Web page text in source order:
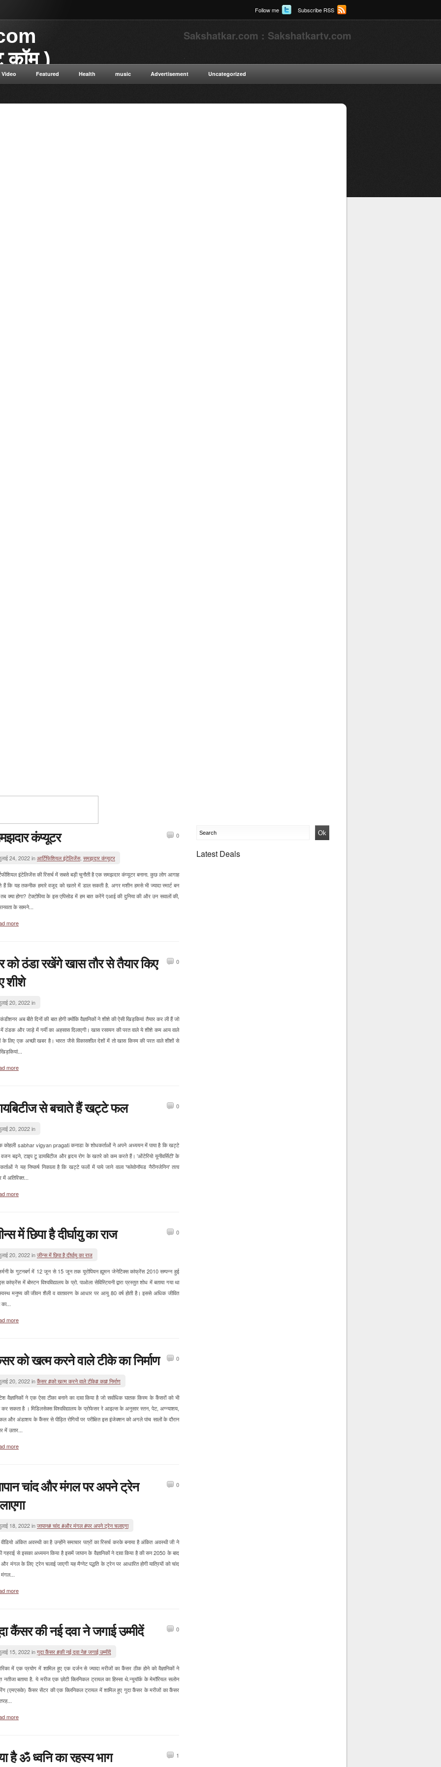
Follow me Subscribe RSS
कॉम )
डॉट कॉम विज्ञान से संबंधित
सत्य सनातन संस्कृति नई नई
सेक्स संबंधित रोग एवं उपचार की
Sakshatkar.com : Sakshatkartv.com
Video Featured Health music Advertisement Uncategorized
कंप्यूटर 0
24, 2022 inआर्टिफिशियल इंटेलिजेंस, समझदार कंप्यूटर
इंटेलिजेंस की रिसर्च में सबसे बड़ी चुनौती है एक समझदार कंप्यूटर बनाना. कुछ लोग आगाह
हैं कि यह तकनीक हमारे वजूद को खतरे में डाल सकती है. अगर मशीन हमसे भी ज्यादा स्मार्ट बन
क्या होगा? टेक्टोपिया के इस एपिसोड में हम बात करेंगे एआई की दुनिया की और उन सवालों की,
के सामने...
more
को ठंडा रखेंगे खास तौर से तैयार किए
शीशे
0
20, 2022 in
अब बीते दिनों की बात होगी क्योंकि वैज्ञानिकों ने शीशे की ऐसी खिड़कियां तैयार कर ली हैं जो
में ठंडक और जाड़े में गर्मी का अहसास दिलाएगी। खास रसायन की परत वाले ये शीशे कम आय वाले
के लिए एक अच्छी खबर है। भारत जैसे विकासशील देशों में तो खास किस्म की परत वाले शीशों से
more
से बचाते हैं खट्टे फल 0
20, 2022 in
कोहली sabhar vigyan pragati कनाडा के शोधकर्ताओं ने अपने अध्ययन में पाया है कि खट्टे
बढ़ने, टाइप टू डायबिटीज और हृदय रोग के खतरे को कम करते हैं। 'ओंटेरियो यूनीवर्सिटी' के
ने यह निष्कर्ष निकाला है कि खट्टे फलों में पाये जाने वाला 'फ्लेवोनॉयड नैरीनजेनिन' तत्व
में अतिरिक्त...
more
में छिपा है दीर्घायु का राज 0
20, 2022 inजीन्स में छिपा है दीर्घायु का राज
के गुटनबर्ग में 12 जून से 15 जून तक यूरोपियन ह्यूमन जेनेटिक्स कांफ्रेंस 2010 सम्पन्न हुई
कांफ्रेंस में बोस्टन विश्वविद्यालय के प्रो. पाओला सेविस्टियनी द्वारा प्रस्तुत शोध में बताया गया था
मनुष्य की जीवन शैली व वातावरण के आधार पर आयु 80 वर्ष होती है। इससे अधिक जीवित
more
को खत्म करने वाले टीके का निर्माण 0
20, 2022 inकैंसर #को खत्म करने वाले टीके# का# निर्माण
वैज्ञानिकों ने एक ऐसा टीका बनाने का दावा किया है जो सर्वाधिक घातक किस्म के कैंसरों को भी
कर सकता है । मिडिलसेक्स विश्वविद्यालय के प्रोफेसर रे आइल्स के अनुसार स्तन, पेट, अग्न्याशय,
और अंडाशय के कैंसर से पीड़ित रोगियों पर परीक्षित इस इंजेक्शन को अगले पांच सालों के दौरान
में उतार...
more
चांद और मंगल पर अपने ट्रेन
0
18, 2022 inजापान# चांद #और मंगल #पर अपने ट्रेन चलाएगा
अंकित अवस्थी का है उन्होंने समाचार पत्रों का रिसर्च करके बनाया है अंकित अवस्थी जी ने
गहराई से इसका अध्ययन किया है इसमें जापान के वैज्ञानिकों ने दावा किया है की सन 2050 के बाद
मंगल के लिए ट्रेन चलाई जाएगी यह मैग्नेट पद्धति के ट्रेन पर आधारित होगी यात्रियों को चांद
more
कैंसर की नई दवा ने जगाई उम्मीदें 0
15, 2022 inगुदा कैंसर #की नई दवा ने# जगाई उम्मीदें
में एक प्रयोग में शामिल हुए एक दर्जन से ज्यादा मरीजों का कैंसर ठीक होने को वैज्ञानिकों ने
नतीजा बताया है. ये मरीज एक छोटी क्लिनिकल ट्रायल का हिस्सा थे.न्यूयॉर्क के मेमॉरियल सलोन
(एमएसके) कैंसर सेंटर की एक क्लिनिकल ट्रायल में शामिल हुए गुदा कैंसर के मरीजों का कैंसर
more
है ॐ ध्वनि का रहस्य भाग 1
Latest Deals